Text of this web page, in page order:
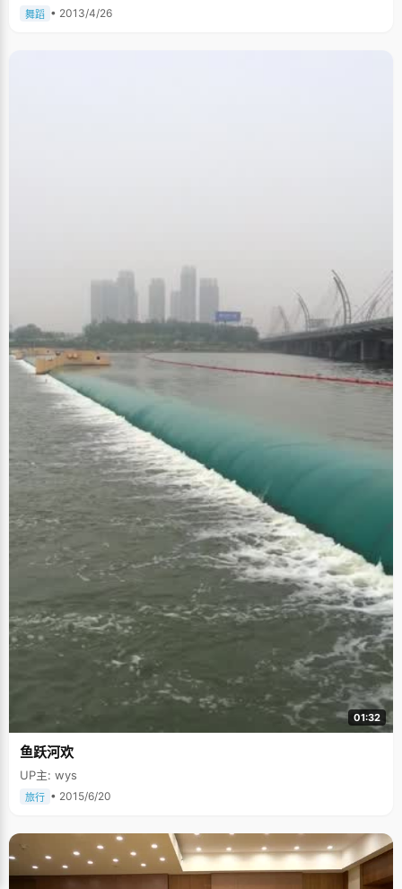
前 就向神跪求，至今已五百年 我猜他早忘了自己在求什么 就像我这样，输
舞蹈 • 2013/4/26
01:32
鱼跃河欢
UP主: wys
旅行 • 2015/6/20